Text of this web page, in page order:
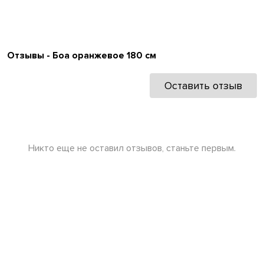
Отзывы - Боа оранжевое 180 см
Оставить отзыв
Никто еще не оставил отзывов, станьте первым.